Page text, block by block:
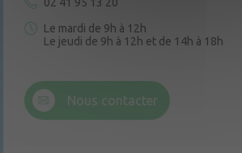
Le mardi de 9h à 12h
Le jeudi de 9h à 12h et de 14h à 18h
Nous contacter